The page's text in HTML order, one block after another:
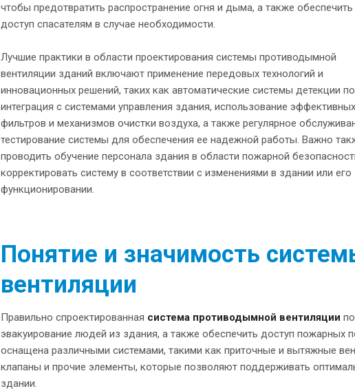
чтобы предотвратить распространение огня и дыма, а также обеспечить
доступ спасателям в случае необходимости.
Лучшие практики в области проектирования системы противодымной
вентиляции зданий включают применение передовых технологий и
инновационных решений, таких как автоматические системы детекции
интеграция с системами управления здания, использование эффективных
фильтров и механизмов очистки воздуха, а также регулярное
тестирование системы для обеспечения ее надежной работы. Важно
проводить обучение персонала здания в области пожарной
корректировать систему в соответствии с изменениями в здании или его
функционировании.
Понятие и значимость
вентиляции
Правильно спроектированная система противодымной вентиляции
эвакуирование людей из здания, а также обеспечить доступ пожарных
оснащена различными системами, такими как приточные и вытяжные
клапаны и прочие элементы, которые позволяют поддерживать
здании.